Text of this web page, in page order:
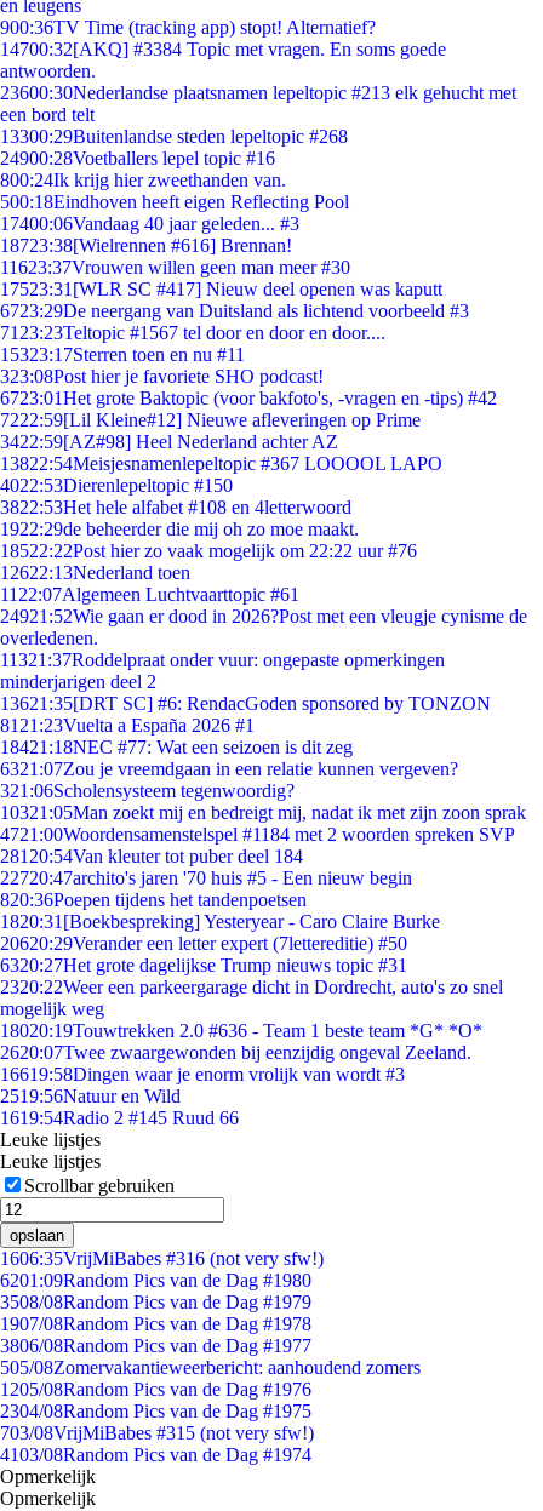
en leugens
900:36TV Time (tracking app) stopt! Alternatief?
14700:32[AKQ] #3384 Topic met vragen. En soms goede
antwoorden.
23600:30Nederlandse plaatsnamen lepeltopic #213 elk gehucht met
een bord telt
13300:29Buitenlandse steden lepeltopic #268
24900:28Voetballers lepel topic #16
800:24Ik krijg hier zweethanden van.
500:18Eindhoven heeft eigen Reflecting Pool
17400:06Vandaag 40 jaar geleden... #3
18723:38[Wielrennen #616] Brennan!
11623:37Vrouwen willen geen man meer #30
17523:31 [WLR SC #417] Nieuw deel openen was kaputt
6723:29De neergang van Duitsland als lichtend voorbeeld #3
71 23:23Teltopic #1567 tel door en door en door....
15323:17Sterren toen en nu #11
323:08Post hier je favoriete SHO podcast!
6723:01Het grote Baktopic (voor bakfoto's, -vragen en -tips) #42
7222:59[Lil Kleine#12] Nieuwe afleveringen op Prime
3422:59[AZ#98] Heel Nederland achter AZ
13822:54Meisjesnamenlepeltopic #367 LOOOOL LAPO
4022:53Dierenlepeltopic #150
3822:53Het hele alfabet #108 en 4letterwoord
1922:29de beheerder die mij oh zo moe maakt.
18522:22Post hier zo vaak mogelijk om 22:22 uur #76
12622:13Nederland toen
11 22:07Algemeen Luchtvaarttopic #61
24921:52Wie gaan er dood in 2026?Post met een vleugje cynisme de
overledenen.
11321:37Roddelpraat onder vuur: ongepaste opmerkingen
minderjarigen deel 2
13621:35[DRT SC] #6: RendacGoden sponsored by TONZON
81 21:23Vuelta a España 2026 #1
18421:18NEC #77: Wat een seizoen is dit zeg
6321:07Zou je vreemdgaan in een relatie kunnen vergeven?
321:06Scholensysteem tegenwoordig?
10321:05Man zoekt mij en bedreigt mij, nadat ik met zijn zoon sprak
4721:00Woordensamenstelspel #1184 met 2 woorden spreken SVP
281 20:54Van kleuter tot puber deel 184
22720:47archito's jaren '70 huis #5 - Een nieuw begin
820:36Poepen tijdens het tandenpoetsen
1820:31 [Boekbespreking] Yesteryear - Caro Claire Burke
20620:29Verander een letter expert (7lettereditie) #50
6320:27Het grote dagelijkse Trump nieuws topic #31
2320:22Weer een parkeergarage dicht in Dordrecht, auto's zo snel
mogelijk weg
18020:19Touwtrekken 2.0 #636 - Team 1 beste team *G* *O*
2620:07Twee zwaargewonden bij eenzijdig ongeval Zeeland.
16619:58Dingen waar je enorm vrolijk van wordt #3
2519:56Natuur en Wild
1619:54Radio 2 #145 Ruud 66
Leuke lijstjes
Leuke lijstjes
Scrollbar gebruiken
opslaan
1606:35VrijMiBabes #316 (not very sfw!)
6201:09Random Pics van de Dag #1980
3508/08Random Pics van de Dag #1979
1907/08Random Pics van de Dag #1978
3806/08Random Pics van de Dag #1977
505/08Zomervakantieweerbericht: aanhoudend zomers
1205/08Random Pics van de Dag #1976
2304/08Random Pics van de Dag #1975
703/08VrijMiBabes #315 (not very sfw!)
4103/08Random Pics van de Dag #1974
Opmerkelijk
Opmerkelijk